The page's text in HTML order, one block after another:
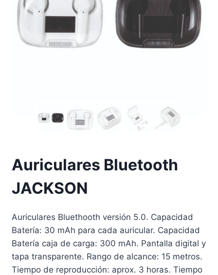
Auriculares Bluetooth
JACKSON
Auriculares Bluethooth versión 5.0. Capacidad
Batería: 30 mAh para cada auricular. Capacidad
Batería caja de carga: 300 mAh. Pantalla digital y
tapa transparente. Rango de alcance: 15 metros.
Tiempo de reproducción: aprox. 3 horas. Tiempo